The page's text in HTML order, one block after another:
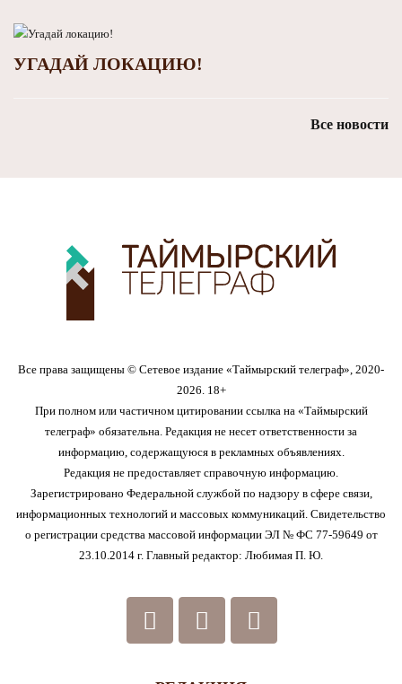
УГАДАЙ ЛОКАЦИЮ!
Все новости
Все права защищены © Сетевое издание «Таймырский телеграф», 2020-
2026. 18+
При полном или частичном цитировании ссылка на «Таймырский
телеграф» обязательна. Редакция не несет ответственности за
информацию, содержащуюся в рекламных объявлениях.
Редакция не предоставляет справочную информацию.
Зарегистрировано Федеральной службой по надзору в сфере связи,
информационных технологий и массовых коммуникаций. Свидетельство
о регистрации средства массовой информации ЭЛ № ФС 77-59649 от
23.10.2014 г. Главный редактор: Любимая П. Ю.